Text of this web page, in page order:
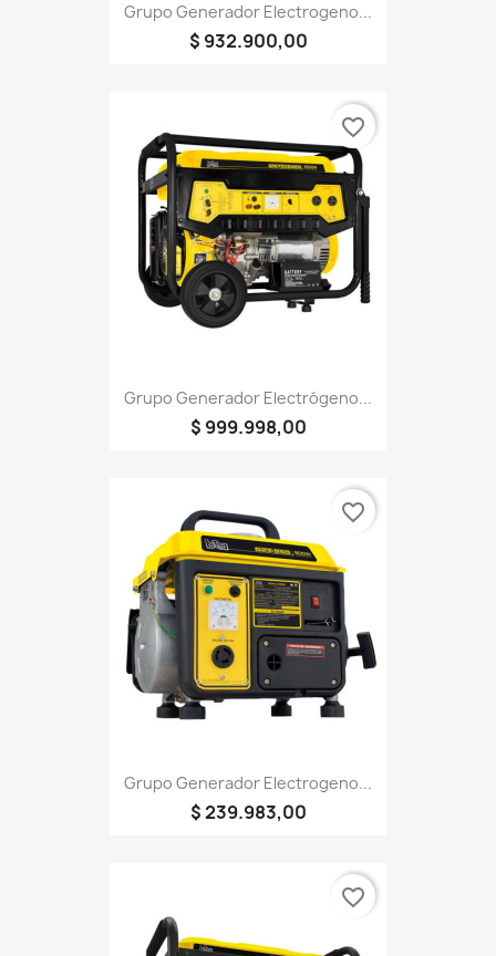
Grupo Generador Electrogeno...
$ 932.900,00
Grupo Generador Electrógeno...
$ 999.998,00
favorite_border
Grupo Generador Electrogeno...
$ 239.983,00
favorite_border
favorite_border